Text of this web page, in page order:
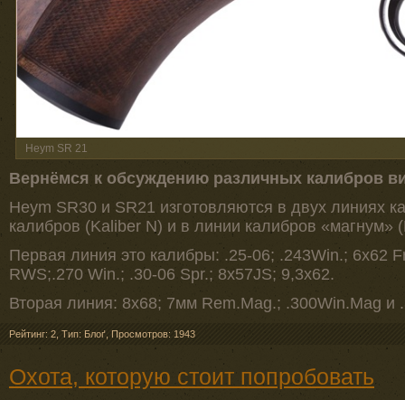
Heym SR 21
Вернёмся к обсуждению различных калибров
Heym SR30 и SR21 изготовляются в двух линиях
калибров (Kaliber N) и в линии калибров «магнум»
Первая линия это калибры: .25-06; .243Win.; 6x62
RWS;.270 Win.; .30-06 Spr.; 8x57JS; 9,3x62.
Вторая линия: 8x68; 7мм Rem.Mag.; .300Win.Mag и
Рейтинг: 2 Тип: Блоґ Просмотров: 1943
Охота, которую стоит попробовать